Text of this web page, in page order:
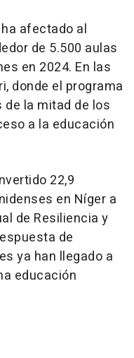
afectado al
de 5.500 aulas
en 2024. En las
donde el programa
la mitad de los
a la educación
22,9
en Níger a
de Resiliencia y
de
ya han llegado a
educación